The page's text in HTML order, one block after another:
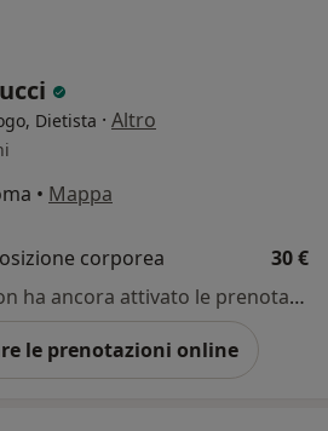
Dietista · Altro
• Mappa
corporea
30 €
Questo dottore non ha ancora attivato le prenotazioni online presso questo indirizzo.
le prenotazioni online